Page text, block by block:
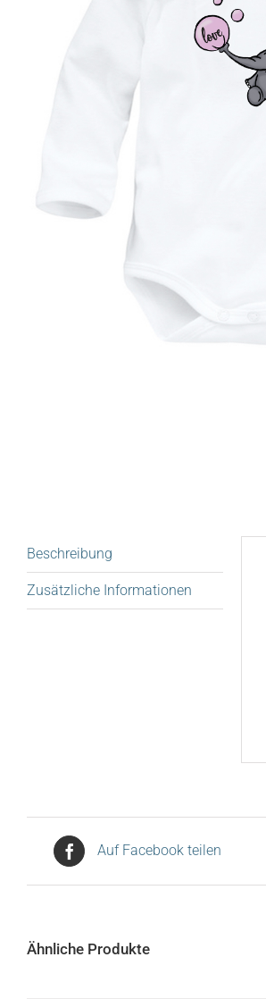
Beschreibung
Zusätzliche Informationen
Auf Facebook teilen
Ähnliche Produkte